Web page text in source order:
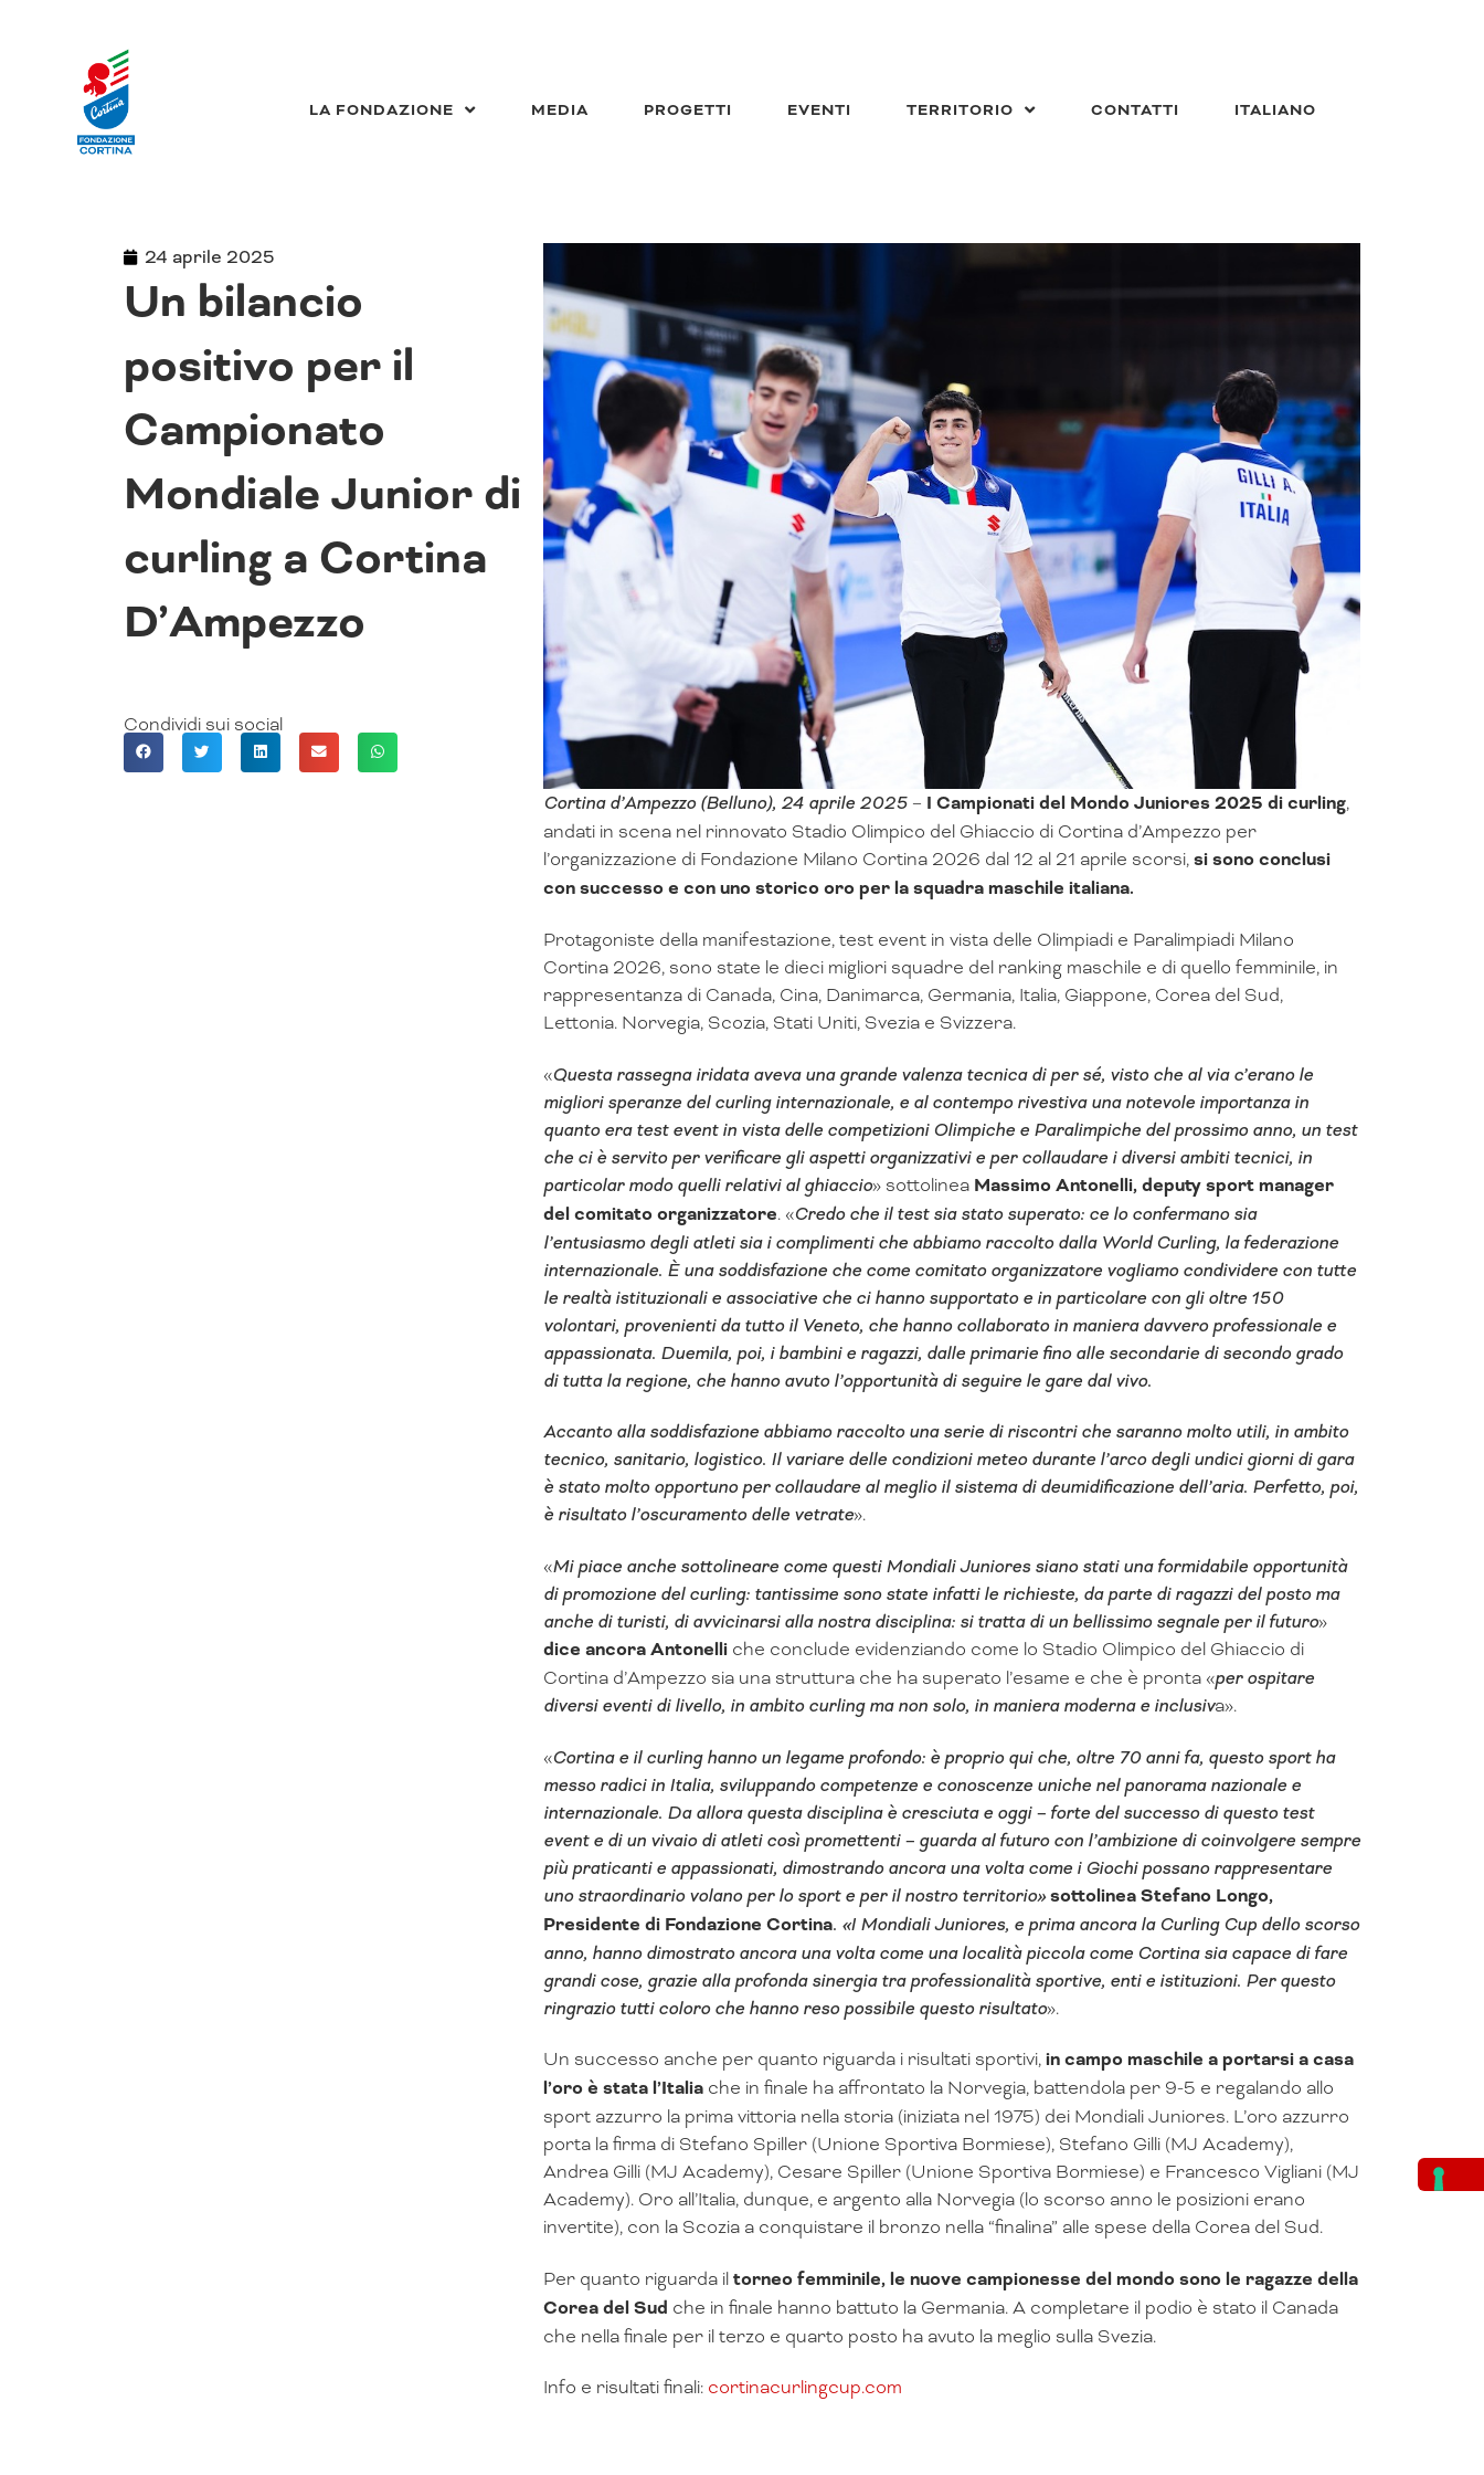
contenuto
LA FONDAZIONE MEDIA PROGETTI EVENTI TERRITORIO CONTATTI ITALIANO
24 aprile 2025
Un bilancio
positivo per il
Campionato
Mondiale Junior di
curling a Cortina
D’Ampezzo
Condividi sui social
Cortina d’Ampezzo (Belluno), 24 aprile 2025– I Campionati del Mondo Juniores 2025 di curling,
andati in scena nel rinnovato Stadio Olimpico del Ghiaccio di Cortina d’Ampezzo per
l’organizzazione di Fondazione Milano Cortina 2026 dal 12 al 21 aprile scorsi,si sono conclusi
con successo e con uno storico oro per la squadra maschile italiana.
Protagoniste della manifestazione, test event in vista delle Olimpiadi e Paralimpiadi Milano
Cortina 2026, sono state le dieci migliori squadre del ranking maschile e di quello femminile, in
rappresentanza di Canada, Cina, Danimarca, Germania, Italia, Giappone, Corea del Sud,
Lettonia. Norvegia, Scozia, Stati Uniti, Svezia e Svizzera.
«Questa rassegna iridata aveva una grande valenza tecnica di per sé, visto che al via c’erano le
migliori speranze del curling internazionale, e al contempo rivestiva una notevole importanza in
quanto era test event in vista delle competizioni Olimpiche e Paralimpiche del prossimo anno, un test
che ci è servito per verificare gli aspetti organizzativi e per collaudare i diversi ambiti tecnici, in
particolar modo quelli relativi al ghiaccio» sottolinea Massimo Antonelli, deputy sport manager
del comitato organizzatore. «Credo che il test sia stato superato: ce lo confermano sia
l’entusiasmo degli atleti sia i complimenti che abbiamo raccolto dalla World Curling, la federazione
internazionale. È una soddisfazione che come comitato organizzatore vogliamo condividere con tutte
le realtà istituzionali e associative che ci hanno supportato e in particolare con gli oltre 150
volontari, provenienti da tutto il Veneto, che hanno collaborato in maniera davvero professionale e
appassionata. Duemila, poi, i bambini e ragazzi, dalle primarie fino alle secondarie di secondo grado
di tutta la regione, che hanno avuto l’opportunità di seguire le gare dal vivo.
Accanto alla soddisfazione abbiamo raccolto una serie di riscontri che saranno molto utili, in ambito
tecnico, sanitario, logistico. Il variare delle condizioni meteo durante l’arco degli undici giorni di gara
è stato molto opportuno per collaudare al meglio il sistema di deumidificazione dell’aria. Perfetto, poi,
è risultato l’oscuramento delle vetrate».
«Mi piace anche sottolineare come questi Mondiali Juniores siano stati una formidabile opportunità
di promozione del curling: tantissime sono state infatti le richieste, da parte di ragazzi del posto ma
anche di turisti, di avvicinarsi alla nostra disciplina: si tratta di un bellissimo segnale per il futuro»
dice ancora Antonelliche conclude evidenziando come lo Stadio Olimpico del Ghiaccio di
Cortina d’Ampezzo sia una struttura che ha superato l’esame e che è pronta «per ospitare
diversi eventi di livello, in ambito curling ma non solo, in maniera moderna e inclusiva».
«Cortina e il curling hanno un legame profondo: è proprio qui che, oltre 70 anni fa, questo sport ha
messo radici in Italia, sviluppando competenze e conoscenze uniche nel panorama nazionale e
internazionale. Da allora questa disciplina è cresciuta e oggi – forte del successo di questo test
event e di un vivaio di atleti così promettenti – guarda al futuro con l’ambizione di coinvolgere sempre
più praticanti e appassionati, dimostrando ancora una volta come i Giochi possano rappresentare
uno straordinario volano per lo sport e per il nostro territorio»sottolinea Stefano Longo,
Presidente di Fondazione Cortina. «I Mondiali Juniores, e prima ancora la Curling Cup dello scorso
anno, hanno dimostrato ancora una volta come una località piccola come Cortina sia capace di fare
grandi cose, grazie alla profonda sinergia tra professionalità sportive, enti e istituzioni. Per questo
ringrazio tutti coloro che hanno reso possibile questo risultato».
Un successo anche per quanto riguarda i risultati sportivi,in campo maschile a portarsi a casa
l’oro è stata l’Italiache in finale ha affrontato la Norvegia, battendola per 9-5 e regalando allo
sport azzurro la prima vittoria nella storia (iniziata nel 1975) dei Mondiali Juniores. L’oro azzurro
porta la firma di Stefano Spiller (Unione Sportiva Bormiese), Stefano Gilli (MJ Academy),
Andrea Gilli (MJ Academy), Cesare Spiller (Unione Sportiva Bormiese) e Francesco Vigliani (MJ
Academy). Oro all’Italia, dunque, e argento alla Norvegia (lo scorso anno le posizioni erano
invertite), con la Scozia a conquistare il bronzo nella “finalina” alle spese della Corea del Sud.
Per quanto riguarda iltorneo femminile, le nuove campionesse del mondo sono le ragazze della
Corea del Sud che in finale hanno battuto la Germania. A completare il podio è stato il Canada
che nella finale per il terzo e quarto posto ha avuto la meglio sulla Svezia.
Info e risultati finali: cortinacurlingcup.com